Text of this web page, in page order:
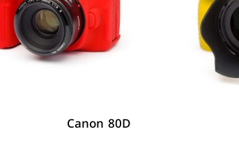
Canon 80D